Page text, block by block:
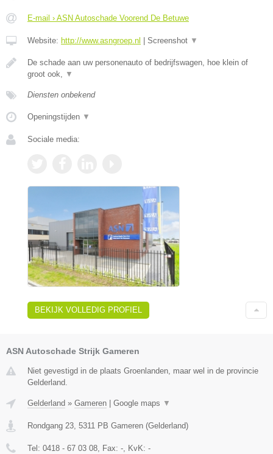
E-mail › ASN Autoschade Voorend De Betuwe
Website: http://www.asngroep.nl | Screenshot ▼
De schade aan uw personenauto of bedrijfswagen, hoe klein of
groot ook,
▼
Diensten onbekend
Openingstijden ▼
Sociale media:
BEKIJK VOLLEDIG PROFIEL
ASN Autoschade Strijk Gameren
Niet gevestigd in de plaats Groenlanden, maar wel in de provincie
Gelderland.
Gelderland » Gameren Google maps ▼
Rondgang 23, 5311 PB Gameren (Gelderland)
Tel: 0418 - 67 03 08, Fax: -, KvK: -